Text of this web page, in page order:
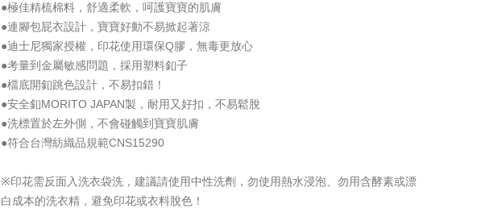
●極佳精梳棉料，舒適柔軟，呵護寶寶的肌膚
●連腳包屁衣設計，寶寶好動不易掀起著涼
●迪士尼獨家授權，印花使用環保Q膠，無毒更放心
●考量到金屬敏感問題，採用塑料釦子
●檔底開釦跳色設計，不易扣錯！
●安全釦MORITO JAPAN製，耐用又好扣，不易鬆脫
●洗標置於左外側，不會碰觸到寶寶肌膚
●符合台灣紡織品規範CNS15290
※印花需反面入洗衣袋洗，建議請使用中性洗劑，勿使用熱水浸泡、勿用含酵素或漂
白成本的洗衣精，避免印花或衣料脫色！